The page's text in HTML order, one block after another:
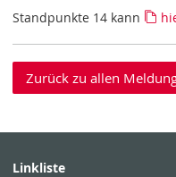
Standpunkte 14 kann
Zurück zu allen
Linkliste